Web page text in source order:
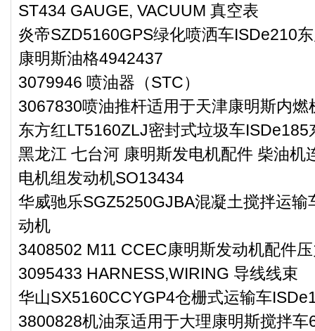
ST434 GAUGE, VACUUM 真空表
炎帝SZD5160GPS绿化喷洒车ISDe210
康明斯油格4942437
3079946 喷油器（STC）
3067830喷油推杆适用于天津康明斯内燃
东方红LT5160ZLJ密封式垃圾车
黑龙江 七台河 康明斯发电机配件 柴油机
电机组发动机SO13434
华威驰乐SGZ5250GJBA混凝土搅拌运
动机
3408502 M11 CCEC康明斯发动机配件
3095433 HARNESS,WIRING 导线线束
华山SX5160CCYGP4仓栅式运输车
3800828机油泵适用于大理康明斯搅拌车